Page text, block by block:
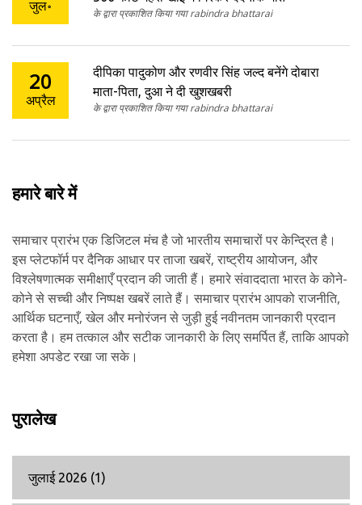
जुल॰ के द्वारा प्रकाशित किया गया rabindra bhattarai
20
अप्रैल
दीपिका पादुकोण और रणवीर सिंह जल्द बनेंगे दोबारा
माता-पिता, दुआ ने दी खुशखबरी
के द्वारा प्रकाशित किया गया rabindra bhattarai
हमारे बारे में
समाचार प्रारंभ एक डिजिटल मंच है जो भारतीय समाचारों पर केन्द्रित है।
इस प्लेटफॉर्म पर दैनिक आधार पर ताजा खबरें, राष्ट्रीय आयोजन, और
विश्लेषणात्मक समीक्षाएँ प्रदान की जाती हैं। हमारे संवाददाता भारत के कोने-
कोने से सच्ची और निष्पक्ष खबरें लाते हैं। समाचार प्रारंभ आपको राजनीति,
आर्थिक घटनाएँ, खेल और मनोरंजन से जुड़ी हुई नवीनतम जानकारी प्रदान
करता है। हम तत्काल और सटीक जानकारी के लिए समर्पित हैं, ताकि आपको
हमेशा अपडेट रखा जा सके।
पुरालेख
जुलाई 2026 (1)